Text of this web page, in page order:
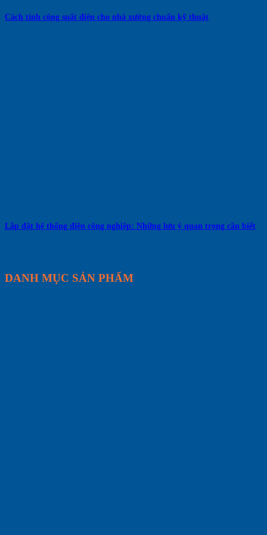
Cách tính công suất điện cho nhà xưởng chuẩn kỹ thuật
Lắp đặt hệ thống điện công nghiệp: Những lưu ý quan trọng cần biết
DANH MỤC SẢN PHẨM